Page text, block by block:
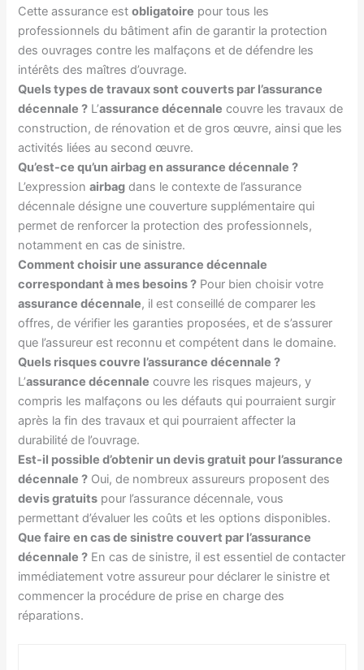
Cette assurance estobligatoire pour tous les
professionnels du bâtiment afin de garantir la protection
des ouvrages contre les malfaçons et de défendre les
intérêts des maîtres d’ouvrage.
Quels types de travaux sont couverts par l’assurance
décennale ? L’assurance décennale couvre les travaux de
construction, de rénovation et de gros œuvre, ainsi que les
activités liées au second œuvre.
Qu’est-ce qu’un airbag en assurance décennale ?
L’expressionairbag dans le contexte de l’assurance
décennale désigne une couverture supplémentaire qui
permet de renforcer la protection des professionnels,
notamment en cas de sinistre.
Comment choisir une assurance décennale
correspondant à mes besoins ? Pour bien choisir votre
assurance décennale, il est conseillé de comparer les
offres, de vérifier les garanties proposées, et de s’assurer
que l’assureur est reconnu et compétent dans le domaine.
Quels risques couvre l’assurance décennale ?
L’assurance décennale couvre les risques majeurs, y
compris les malfaçons ou les défauts qui pourraient surgir
après la fin des travaux et qui pourraient affecter la
durabilité de l’ouvrage.
Est-il possible d’obtenir un devis gratuit pour l’assurance
décennale ? Oui, de nombreux assureurs proposent des
devis gratuits pour l’assurance décennale, vous
permettant d’évaluer les coûts et les options disponibles.
Que faire en cas de sinistre couvert par l’assurance
décennale ? En cas de sinistre, il est essentiel de contacter
immédiatement votre assureur pour déclarer le sinistre et
commencer la procédure de prise en charge des
réparations.